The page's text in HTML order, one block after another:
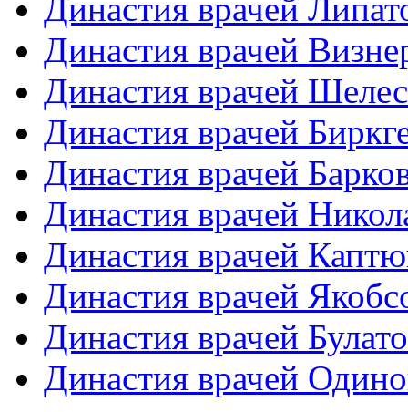
Династия врачей
Династия врачей
Династия врачей
Династия врачей
Династия врачей
Династия врачей
Династия врачей
Династия врачей
Династия врачей
Династия врачей